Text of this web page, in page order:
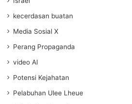
kecerdasan buatan
Media Sosial X
Perang Propaganda
video AI
Potensi Kejahatan
Pelabuhan Ulee Lheue